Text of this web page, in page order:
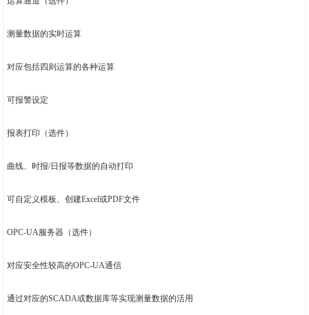
测量数据的实时运算
对应包括四则运算的各种运算
可报警设定
报表打印（选件）
曲线、时报/日报等数据的自动打印
可自定义模板、创建Excel或PDF文件
OPC-UA服务器（选件）
对应安全性较高的OPC-UA通信
通过对应的SCADA或数据库等实现测量数据的活用